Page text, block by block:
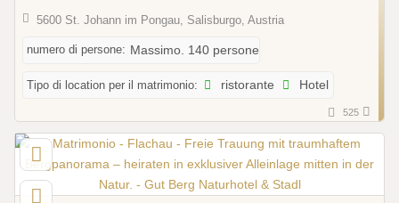
5600 St. Johann im Pongau, Salisburgo, Austria
numero di persone: Massimo. 140 persone
Tipo di location per il matrimonio: ristorante Hotel
525